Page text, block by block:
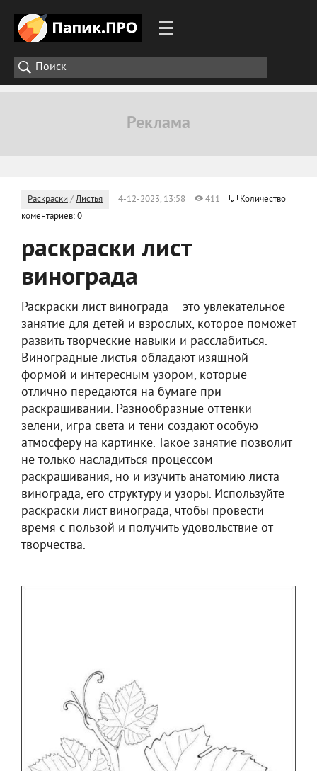
Раскраски /Листья 4-12-2023, 13:58 411
Количество
коментариев: 0
раскраски лист
винограда
Раскраски лист винограда – это увлекательное
занятие для детей и взрослых, которое поможет
развить творческие навыки и расслабиться.
Виноградные листья обладают изящной
формой и интересным узором, которые
отлично передаются на бумаге при
раскрашивании. Разнообразные оттенки
зелени, игра света и тени создают особую
атмосферу на картинке. Такое занятие позволит
не только насладиться процессом
раскрашивания, но и изучить анатомию листа
винограда, его структуру и узоры. Используйте
раскраски лист винограда, чтобы провести
время с пользой и получить удовольствие от
творчества.